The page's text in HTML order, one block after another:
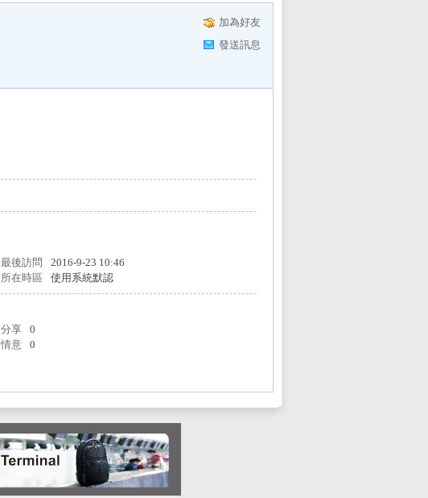
加為好友
發送訊息
最後訪問
2016-9-23 10:46
所在時區 使用系統默認
分享
0
情意
0